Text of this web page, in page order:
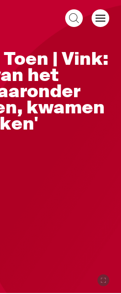
| Vink:
het
kwamen